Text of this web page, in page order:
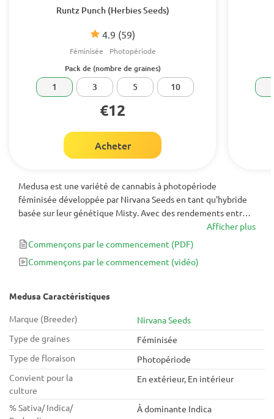
Runtz Punch (Herbies Seeds)
4.9 (59)
Féminisée Photopériode
Pack de (nombre de graines)
1 3 5 10
€12
Acheter
Medusa est une variété de cannabis à photopériode
féminisée développée par Nirvana Seeds en tant qu'hybride
basée sur leur génétique Misty. Avec des rendements entre
350-450 gm² après une période de floraison de 10 semaines,
cette variété est incontournable pour les amateurs de
cannabis qui cherchent à élargir leurs horizons et à cultiver
une variété dont ils n'avaient peut-être même pas entendu
Afficher plus
Commençons par le commencement (PDF)
Commençons par le commencement (vidéo)
Medusa Caractéristiques
Marque (Breeder)
Nirvana Seeds
Type de graines
Féminisée
Type de floraison
Photopériode
Convient pour la
culture
En extérieur, En intérieur
% Sativa/ Indica/
À dominante Indica